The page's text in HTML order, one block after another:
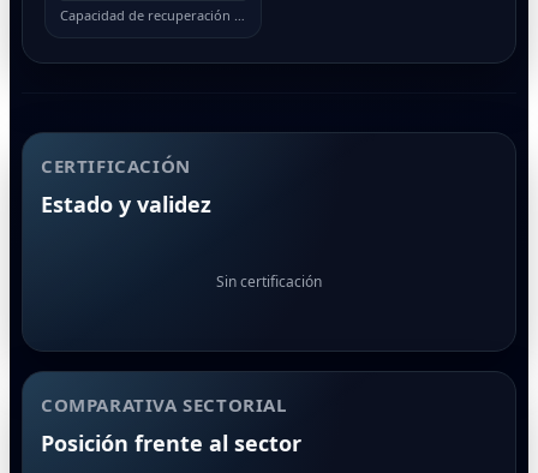
Capacidad de recuperación ante incidentes
CERTIFICACIÓN
Estado y validez
Sin certificación
COMPARATIVA SECTORIAL
Posición frente al sector